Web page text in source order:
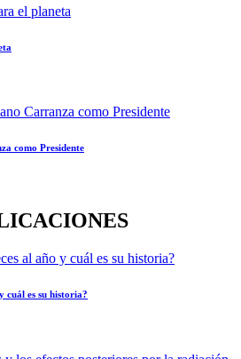
como Presidente
cuál es su historia?